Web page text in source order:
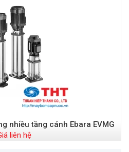
nhiều tầng cánh Ebara EVMG
liên hệ